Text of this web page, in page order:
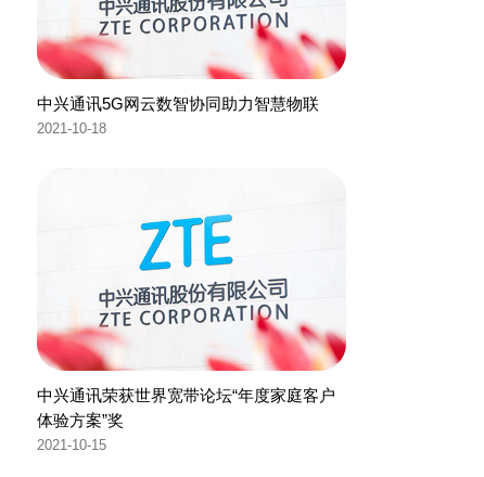
中兴通讯5G网云数智协同助力智慧物联
2021-10-18
中兴通讯荣获世界宽带论坛“年度家庭客户
体验方案”奖
2021-10-15